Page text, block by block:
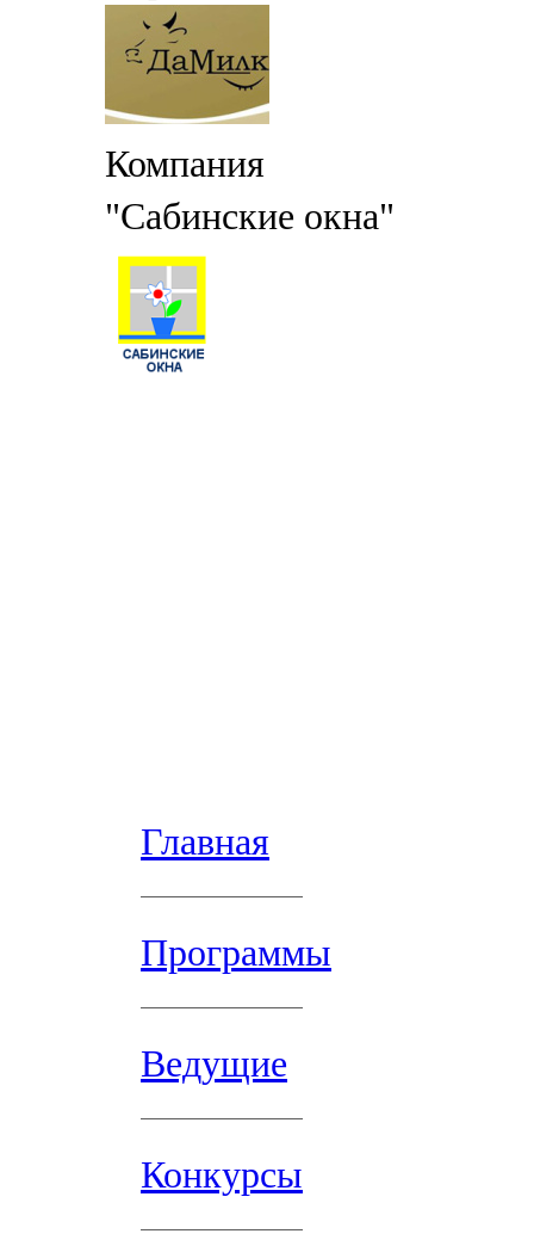
Компания
"Сабинские окна"
Главная
Программы
Ведущие
Конкурсы